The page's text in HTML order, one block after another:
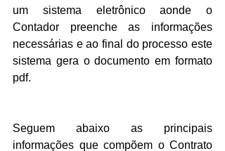
um sistema eletrônico aonde o
Contador preenche as informações
necessárias e ao final do processo este
sistema gera o documento em formato
pdf.
Seguem abaixo as principais
informações que compõem o Contrato